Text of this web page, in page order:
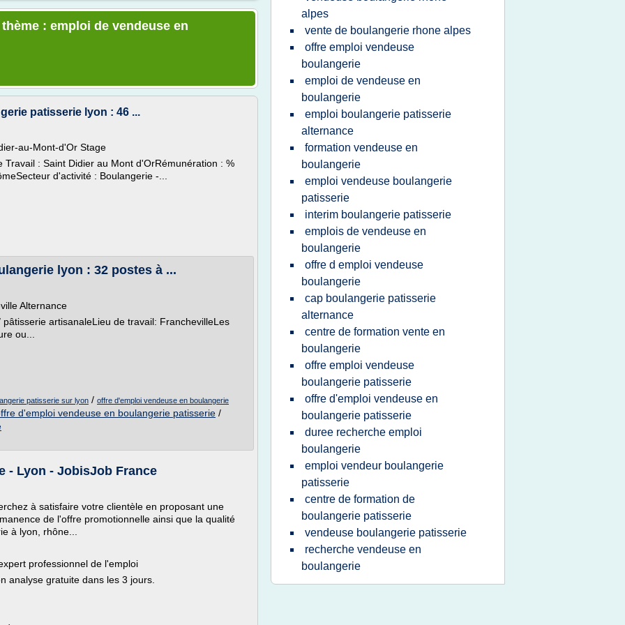
: emploi de vendeuse en
patisserie lyon : 46 ...
au-Mont-d'Or Stage
: Saint Didier au Mont d'OrRémunération : %
d'activité : Boulangerie -...
lyon : 32 postes à ...
Alternance
artisanaleLieu de travail: FranchevilleLes
ou...
patisserie sur lyon / offre d'emploi vendeuse en boulangerie
d'emploi vendeuse en boulangerie patisserie /
- Lyon - JobisJob France
à satisfaire votre clientèle en proposant une
de l'offre promotionnelle ainsi que la qualité
à lyon, rhône...
professionnel de l'emploi
analyse gratuite dans les 3 jours.
alpes
vente de boulangerie rhone alpes
offre emploi vendeuse
boulangerie
emploi de vendeuse en
boulangerie
emploi boulangerie patisserie
alternance
formation vendeuse en
boulangerie
emploi vendeuse boulangerie
patisserie
interim boulangerie patisserie
emplois de vendeuse en
boulangerie
offre d emploi vendeuse
boulangerie
cap boulangerie patisserie
alternance
centre de formation vente en
boulangerie
offre emploi vendeuse
boulangerie patisserie
offre d'emploi vendeuse en
boulangerie patisserie
duree recherche emploi
boulangerie
emploi vendeur boulangerie
patisserie
centre de formation de
boulangerie patisserie
vendeuse boulangerie patisserie
recherche vendeuse en
boulangerie